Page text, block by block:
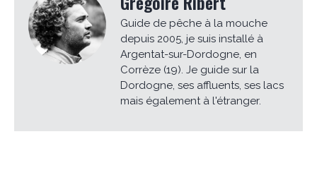
Guide de pêche à la mouche
depuis 2005, je suis installé à
Argentat-sur-Dordogne, en
Corrèze (19). Je guide sur la
Dordogne, ses affluents, ses lacs
mais également à l'étranger.